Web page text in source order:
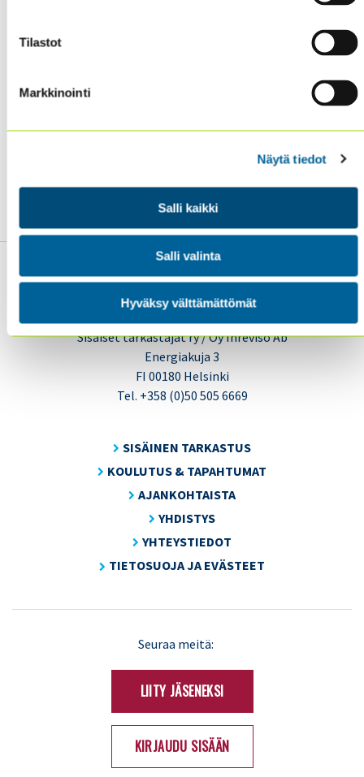
Tilastot
Markkinointi
Näytä tiedot
Salli kaikki
Salli valinta
Hyväksy välttämättömät
Sisäiset tarkastajat ry / Oy Inreviso Ab
Energiakuja 3
FI 00180 Helsinki
Tel. +358 (0)50 505 6669
SISÄINEN TARKASTUS
KOULUTUS & TAPAHTUMAT
AJANKOHTAISTA
YHDISTYS
YHTEYSTIEDOT
TIETOSUOJA JA EVÄSTEET
Seuraa meitä:
LIITY JÄSENEKSI
KIRJAUDU SISÄÄN